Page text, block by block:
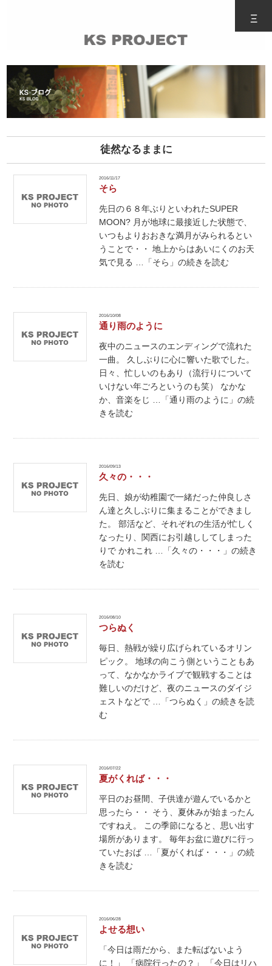
Ξ
徒然なるままに
2016/11/17
そら
先日の６８年ぶりといわれたSUPER
MOON? 月が地球に最接近した状態で、
いつもよりおおきな満月がみられるとい
うことで・・ 地上からはあいにくのお天
気で見る …「そら」の続きを読む
2016/10/08
通り雨のように
夜中のニュースのエンディングで流れた
一曲。 久しぶりに心に響いた歌でした。
日々、忙しいのもあり（流行りについて
いけない年ごろというのも笑） なかな
か、音楽をじ …「通り雨のように」の続
きを読む
2016/09/13
久々の・・・
先日、娘が幼稚園で一緒だった仲良しさ
ん達と久しぶりに集まることができまし
た。 部活など、それぞれの生活が忙しく
なったり、関西にお引越ししてしまった
りで かれこれ …「久々の・・・」の続き
を読む
2016/08/10
つらぬく
毎日、熱戦が繰り広げられているオリン
ピック。 地球の向こう側ということもあ
って、なかなかライブで観戦することは
難しいのだけど、夜のニュースのダイジ
ェストなどで …「つらぬく」の続きを読
む
2016/07/22
夏がくれば・・・
平日のお昼間、子供達が遊んでいるかと
思ったら・・ そう、夏休みが始まったん
ですねえ。 この季節になると、思い出す
場所があります。 毎年お盆に遊びに行っ
ていたおば …「夏がくれば・・・」の続
きを読む
2016/06/28
よせる想い
「今日は雨だから、また転ばないよう
に！」 「病院行ったの？」 「今日はリハ